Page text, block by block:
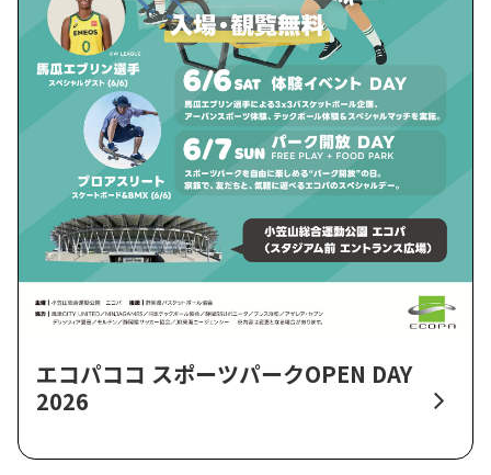
エコパココ スポーツパークOPEN DAY
2026